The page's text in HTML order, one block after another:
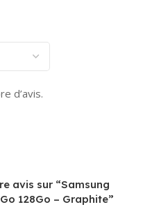
d’avis.
avis sur “Samsung
128Go – Graphite”